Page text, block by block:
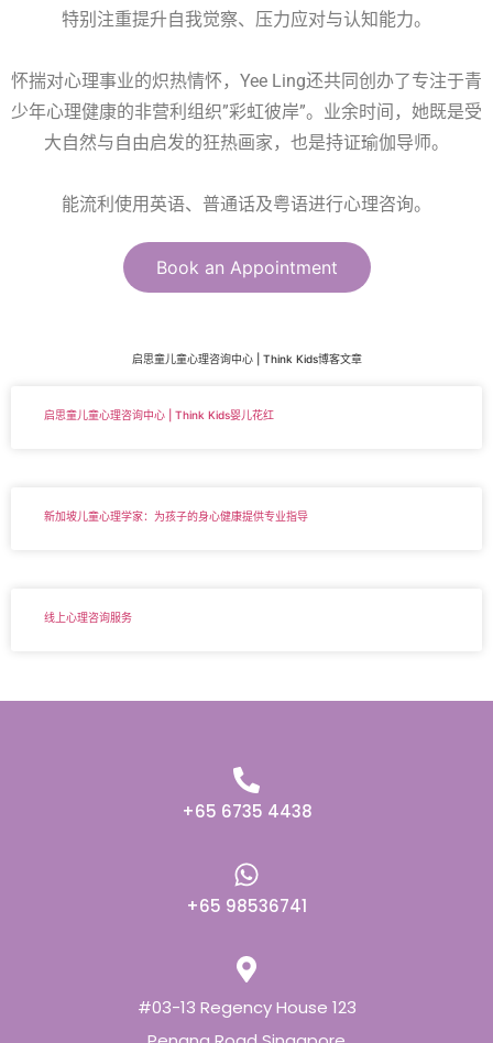
特别注重提升自我觉察、压力应对与认知能力。
怀揣对心理事业的炽热情怀，Yee Ling还共同创办了专注于青
少年心理健康的非营利组织”彩虹彼岸”。业余时间，她既是受
大自然与自由启发的狂热画家，也是持证瑜伽导师。
能流利使用英语、普通话及粤语进行心理咨询。
Book an Appointment
启思童儿童心理咨询中心 | Think Kids博客文章
启思童儿童心理咨询中心 | Think Kids婴儿花红
新加坡儿童心理学家：为孩子的身心健康提供专业指导
线上心理咨询服务
+65 6735 4438
+65 98536741
#03-13 Regency House 123